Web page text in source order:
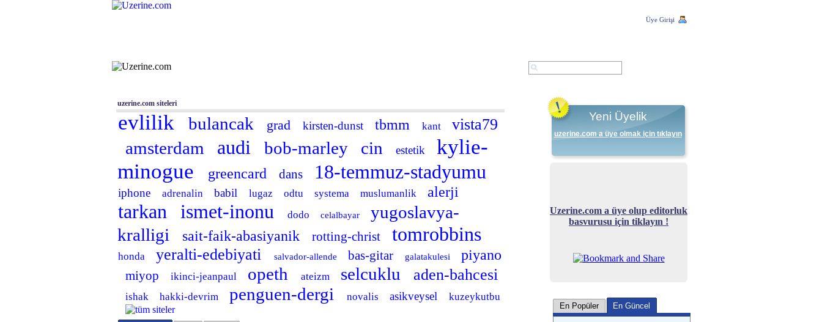
Üye Girişi
uzerine.com siteleri
evlilik bulancak grad kirsten-dunst tbmm kant vista79
amsterdam audi bob-marley cin estetik
kylie-
minogue
greencard dans 18-temmuz-stadyumu
iphone adrenalin babil lugaz odtu systema muslumanlik alerji
tarkan ismet-inonu dodo celalbayar
yugoslavya-
kralligi
sait-faik-abasiyanik rotting-christ tomrobbins
honda yeralti-edebiyati salvador-allende bas-gitar galatakulesi piyano
miyop ikinci-jeanpaul opeth ateizm selcuklu aden-bahcesi
ishak hakki-devrim penguen-dergi novalis asikveysel kuzeykutbu
Yeni Üyelik
uzerine.com a üye olmak için tıklayın
Uzerine.com a üye olup editorluk
basvurusu için tiklayın !
En Popüler En Güncel